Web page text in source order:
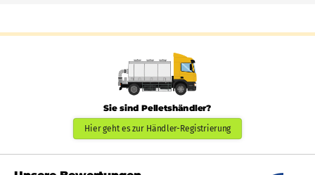
Sie sind Pelletshändler?
Hier geht es zur Händler-Registrierung